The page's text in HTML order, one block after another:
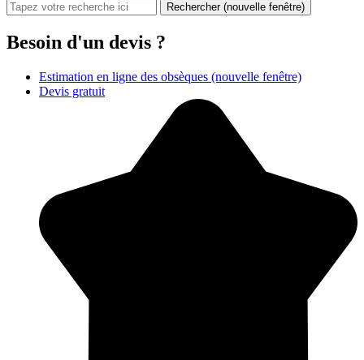
Rechercher (nouvelle fenêtre)
Besoin d'un devis ?
Estimation en ligne des obsèques (nouvelle fenêtre)
Devis gratuit